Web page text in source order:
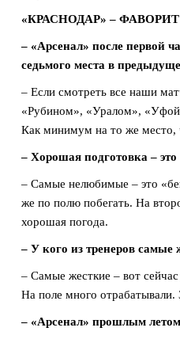
«КРАСНОДАР» –
– «Арсенал» после первой
седьмого места в
– Если смотреть все наши
«Рубином», «Уралом»,
Как минимум на то же место,
– Хорошая подготовка –
– Самые нелюбимые – это
же по полю побегать. На
хорошая погода.
– У кого из тренеров самые
– Самые жесткие – вот
На поле много отрабатывали.
– «Арсенал» прошлым